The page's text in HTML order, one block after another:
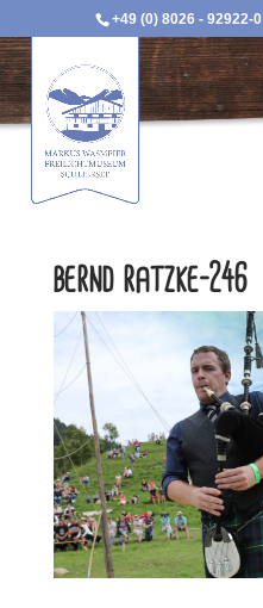
+49 (0) 8026 - 92922-0
bernd ratzke-246